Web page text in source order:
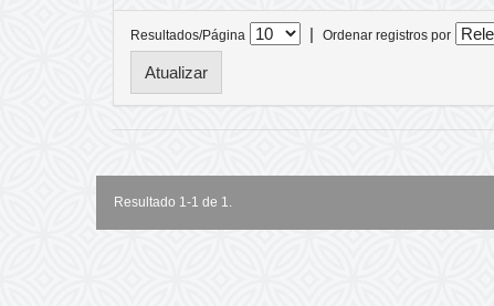
Resultados/Página | Ordenar registros por
Resultado 1-1 de 1.